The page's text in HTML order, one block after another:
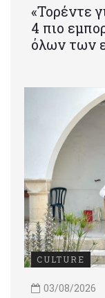
«Τορέντε
4 πιο
όλων των
CULTURE
03/08/2026